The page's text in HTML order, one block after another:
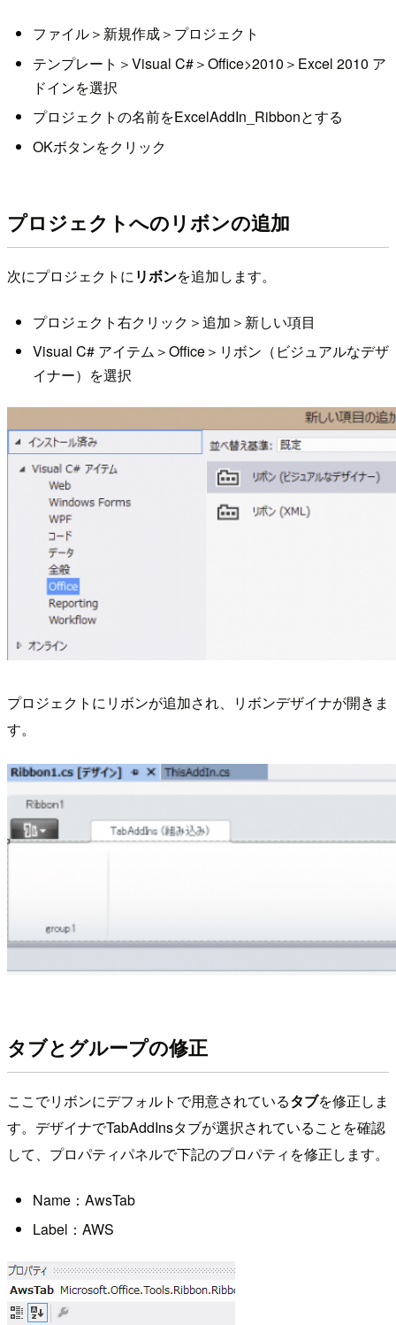
ファイル＞新規作成＞プロジェクト
テンプレート＞Visual C#＞Office>2010＞Excel 2010 ア
ドインを選択
プロジェクトの名前をExcelAddIn_Ribbonとする
OKボタンをクリック
プロジェクトへのリボンの追加
次にプロジェクトにリボンを追加します。
プロジェクト右クリック＞追加＞新しい項目
Visual C# アイテム＞Office＞リボン（ビジュアルなデザ
イナー）を選択
プロジェクトにリボンが追加され、リボンデザイナが開きま
す。
タブとグループの修正
ここでリボンにデフォルトで用意されているタブを修正しま
す。デザイナでTabAddInsタブが選択されていることを確認
して、プロパティパネルで下記のプロパティを修正します。
Name：AwsTab
Label：AWS